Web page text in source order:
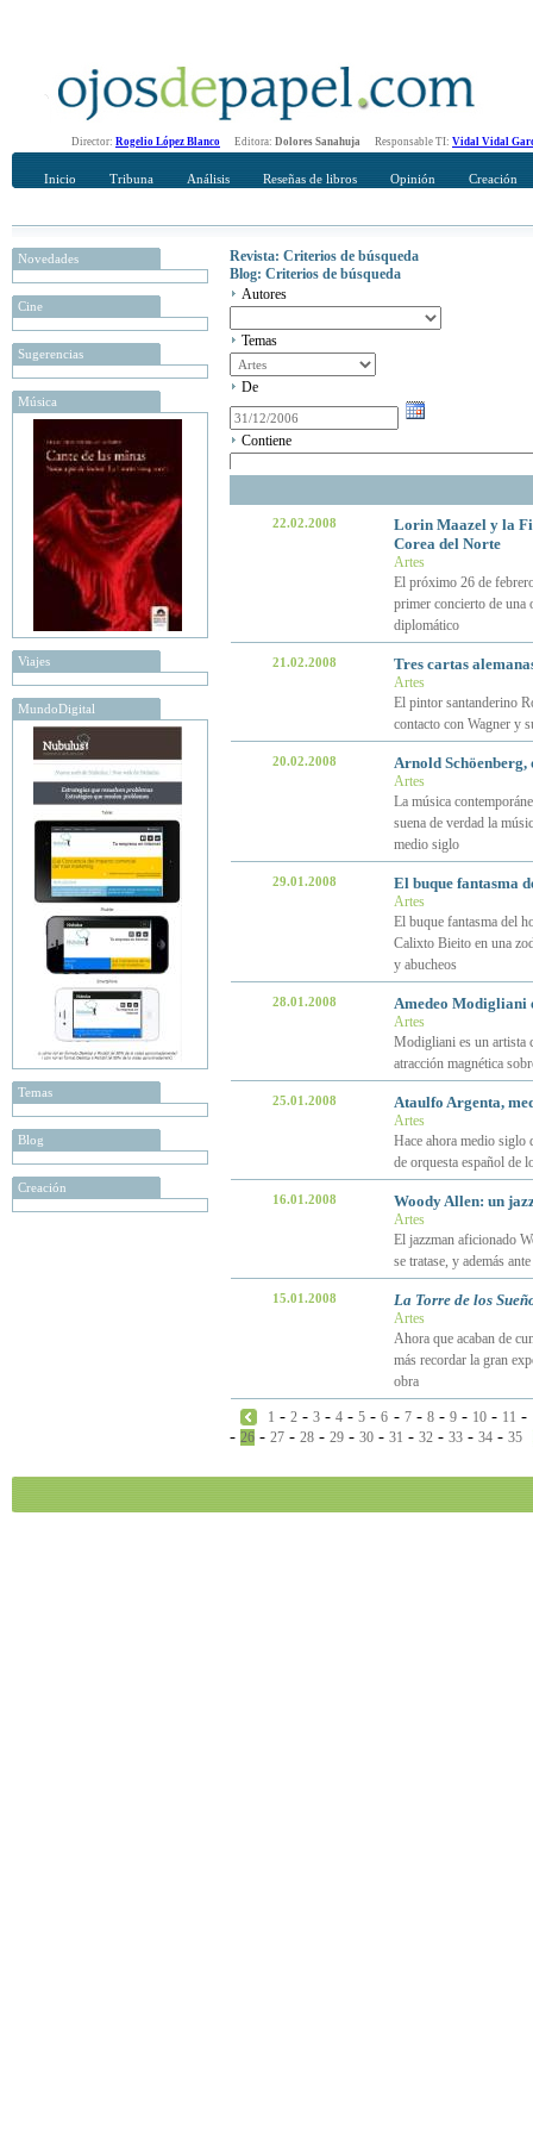
Director: Rogelio López Blanco Editora: Dolores Sanahuja Responsable TI: Vidal Vidal
Inicio Tribuna Análisis Reseñas de libros Opinión Creación
Novedades
Cine
Sugerencias
Música
Viajes
MundoDigital
Temas
Blog
Creación
Revista: Criterios de búsqueda
Blog: Criterios de búsqueda
Autores
Temas
De
Contiene
22.02.2008
Lorin Maazel y la
Corea del Norte
Artes
El próximo 26 de
primer concierto de una
diplomático
21.02.2008 Tres cartas
Artes
El pintor santanderino
contacto con Wagner y
20.02.2008 Arnold Schöenberg,
Artes
La música
suena de verdad la
medio siglo
29.01.2008 El buque fantasma
Artes
El buque fantasma del
Calixto Bieito en una
y abucheos
28.01.2008 Amedeo Modigliani
Artes
Modigliani es un artista
atracción magnética
25.01.2008 Ataulfo Argenta,
Artes
Hace ahora medio siglo
de orquesta español de
16.01.2008 Woody Allen: un
Artes
El jazzman aficionado
se tratase, y además
15.01.2008 La Torre de los
Artes
Ahora que acaban de
más recordar la gran
obra
1 -2 -3 -4 -5 -6 - 7- 8- 9- 10- 11 -
- 26 - 27 - 28 - 29 - 30 - 31 - 32 - 33 - 34 - 35